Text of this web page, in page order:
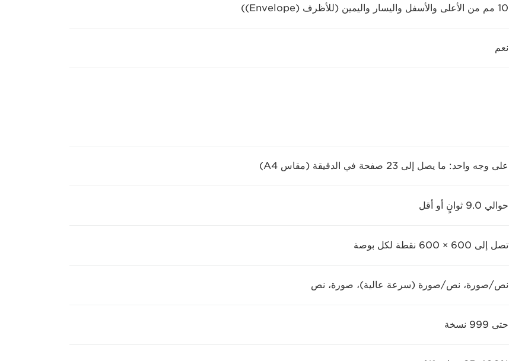
10 مم من الأعلى والأسفل واليسار واليمين (للأظرف (Envelope))
نعم
على وجه واحد: ما يصل إلى 23 صفحة في الدقيقة (مقاس A4)
حوالي 9.0 ثوانٍ أو أقل
تصل إلى 600 × 600 نقطة لكل بوصة
نص/صورة، نص/صورة (سرعة عالية)، صورة، نص
حتى 999 نسخة